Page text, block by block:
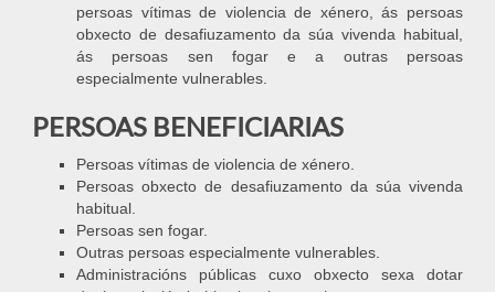
persoas vítimas de violencia de xénero, ás persoas
obxecto de desafiuzamento da súa vivenda habitual,
ás persoas sen fogar e a outras persoas
especialmente vulnerables.
PERSOAS BENEFICIARIAS
Persoas vítimas de violencia de xénero.
Persoas obxecto de desafiuzamento da súa vivenda
habitual.
Persoas sen fogar.
Outras persoas especialmente vulnerables.
Administracións públicas cuxo obxecto sexa dotar